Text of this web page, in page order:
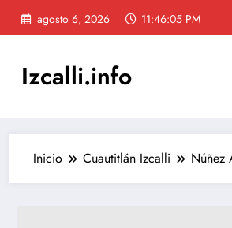
Saltar
agosto 6, 2026 11:46:06 PM
Izcalli.info
Inicio Cuautitlán Izcalli Núñez